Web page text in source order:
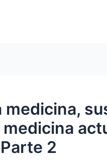
medicina,
2